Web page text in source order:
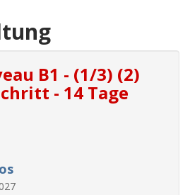
B1 - (1/3) (2)
- 14 Tage